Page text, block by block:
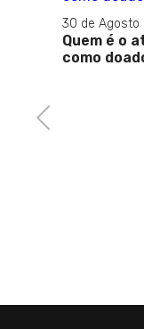
Previous
30 de Agosto
Quem é o
como